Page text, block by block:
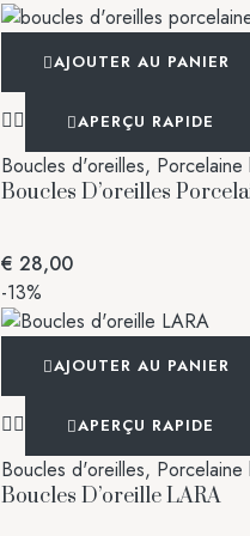
AJOUTER AU PANIER
APERÇU RAPIDE
Boucles d'oreilles, Porcelaine
Boucles D’oreilles
€ 28,00
-13%
AJOUTER AU PANIER
APERÇU RAPIDE
Boucles d'oreilles, Porcelaine
Boucles D’oreille LARA